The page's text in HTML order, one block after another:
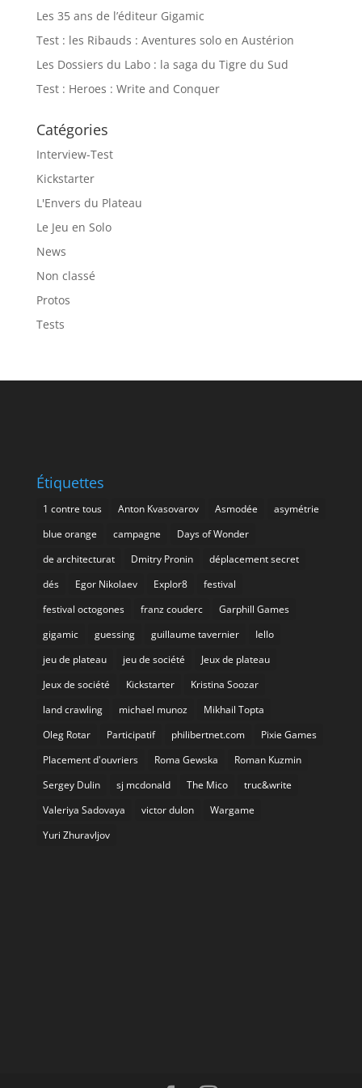
Les 35 ans de l’éditeur Gigamic
Test : les Ribauds : Aventures solo en Austérion
Les Dossiers du Labo : la saga du Tigre du Sud
Test : Heroes : Write and Conquer
Catégories
Interview-Test
Kickstarter
L'Envers du Plateau
Le Jeu en Solo
News
Non classé
Protos
Tests
Étiquettes
1 contre tous Anton Kvasovarov Asmodée
asymétrie
blue orange
campagne
Days of Wonder
de architecturat
Dmitry Pronin
déplacement secret
dés
Egor Nikolaev Explor8
festival
festival octogones
franz couderc
Garphill Games
gigamic
guessing guillaume tavernier
Iello
jeu de plateau
jeu de société
Jeux de plateau
Jeux de société
Kickstarter
Kristina Soozar
land crawling
michael munoz
Mikhail Topta
Oleg Rotar
Participatif philibertnet.com
Pixie Games
Placement d'ouvriers
Roma Gewska
Roman Kuzmin
Sergey Dulin
sj mcdonald The Mico
truc&write
Valeriya Sadovaya
victor dulon
Wargame
Yuri Zhuravljov